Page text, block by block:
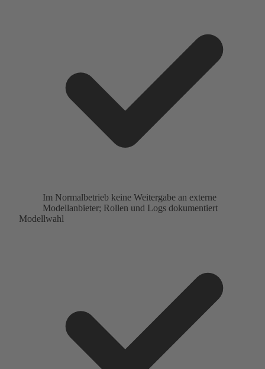
Im Normalbetrieb keine Weitergabe an externe
Modellanbieter; Rollen und Logs dokumentiert
Modellwahl